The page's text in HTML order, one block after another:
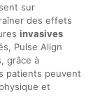
sur
des effets
invasives
Pulse Align
grâce à
patients peuvent
et